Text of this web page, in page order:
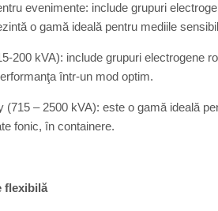
evenimente: include grupuri
o gamă ideală pentru mediile
200 kVA): include grupuri electrogene
într-un mod optim.
(715 – 2500 kVA): este o gamă ideală
fonic, în containere.
flexibilă